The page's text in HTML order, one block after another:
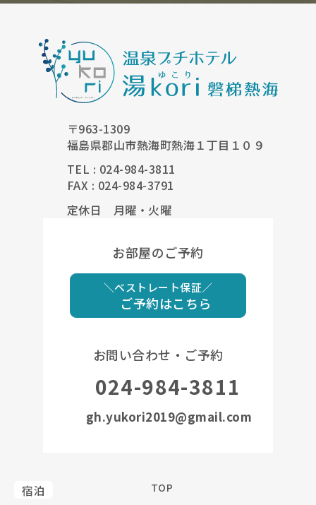
〒963-1309
福島県郡山市熱海町熱海１丁目１０９
TEL : 024-984-3811
FAX : 024-984-3791
定休日 月曜・火曜
お部屋のご予約
＼ベストレート保証／
ご予約はこちら
お問い合わせ・ご予約
024-984-3811
gh.yukori2019@gmail.com
宿泊
TOP